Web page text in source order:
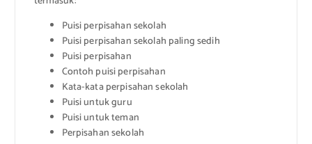
Puisi perpisahan sekolah
Puisi perpisahan sekolah paling sedih
Puisi perpisahan
Contoh puisi perpisahan
Kata-kata perpisahan sekolah
Puisi untuk guru
Puisi untuk teman
Perpisahan sekolah